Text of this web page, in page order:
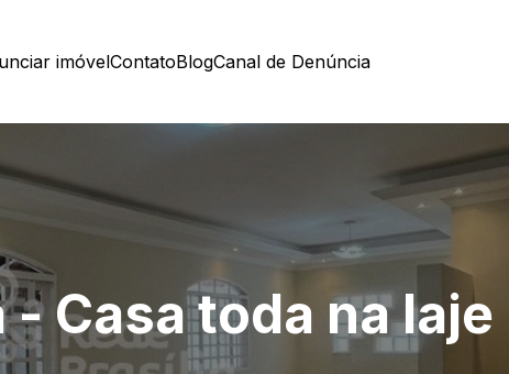
imóvelContatoBlogCanal de Denúncia
- Casa toda na laje